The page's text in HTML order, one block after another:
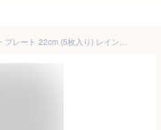
ル・クルーゼ 公式 ｜ ネオ・ラウンド・プレート 22cm (5枚入り) レインボー 食器 食器セット 皿 耐熱 オーブン対応 おしゃれ かわいい プレゼント ギフト 贈り物 結婚祝い 内祝い クリスマス